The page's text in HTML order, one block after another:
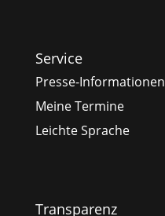
Service
Presse-Informationen
Meine Termine
Leichte Sprache
Transparenz